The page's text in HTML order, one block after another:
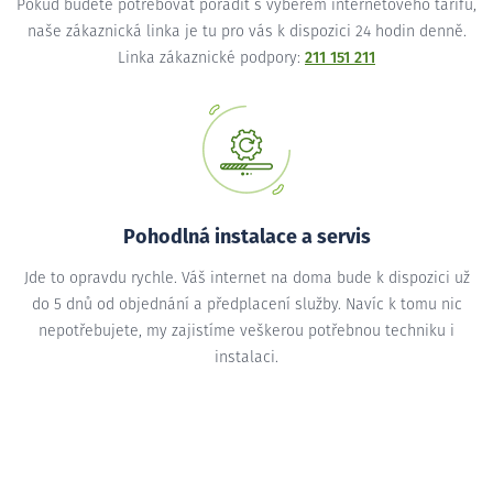
Pokud budete potřebovat poradit s výběrem internetového tarifu,
naše zákaznická linka je tu pro vás k dispozici 24 hodin denně.
Linka zákaznické podpory: 211 151 211
Pohodlná instalace a servis
Jde to opravdu rychle. Váš internet na doma bude k dispozici už
do 5 dnů od objednání a předplacení služby. Navíc k tomu nic
nepotřebujete, my zajistíme veškerou potřebnou techniku i
instalaci.